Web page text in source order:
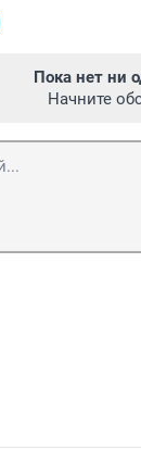
Пока нет ни
Начните